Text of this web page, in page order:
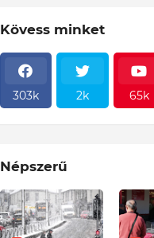
Kövess minket
303k 2k 65k
Népszerű